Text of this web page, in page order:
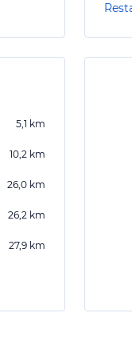
5,1 km
10,2 km
26,0 km
26,2 km
27,9 km